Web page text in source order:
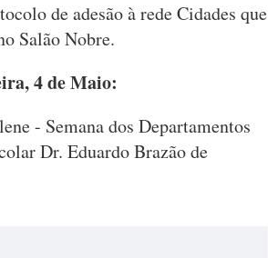
de adesão à rede Cidades que
Salão Nobre.
4 de Maio:
- Semana dos Departamentos
Dr. Eduardo Brazão de